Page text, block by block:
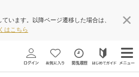
います。以降ページ遷移した場合は、
はこちら